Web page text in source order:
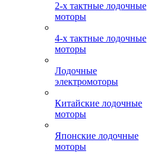
2-х тактные лодочные
моторы
4-х тактные лодочные
моторы
Лодочные
электромоторы
Китайские лодочные
моторы
Японские лодочные
моторы